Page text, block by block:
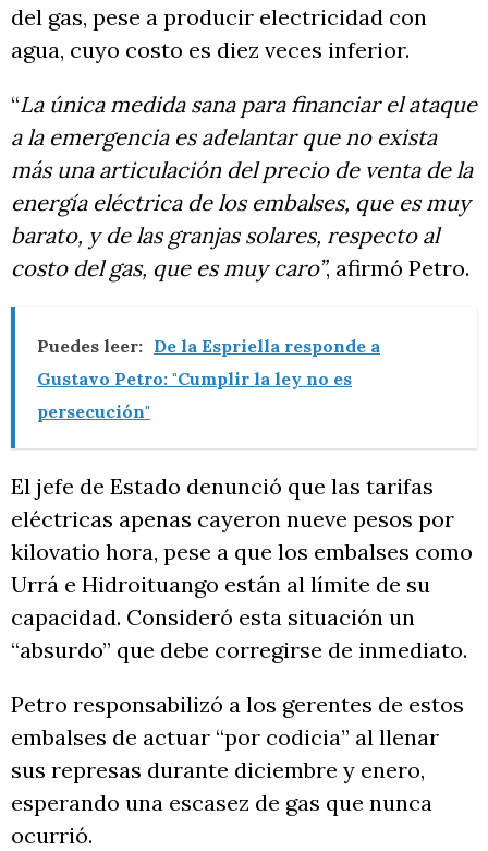
del gas, pese a producir electricidad con
agua, cuyo costo es diez veces inferior.
“La única medida sana para financiar el ataque
a la emergencia es adelantar que no exista
más una articulación del precio de venta de la
energía eléctrica de los embalses, que es muy
barato, y de las granjas solares, respecto al
costo del gas, que es muy caro”, afirmó Petro.
Puedes leer: De la Espriella responde a
Gustavo Petro: "Cumplir la ley no es
persecución"
El jefe de Estado denunció que las tarifas
eléctricas apenas cayeron nueve pesos por
kilovatio hora, pese a que los embalses como
Urrá e Hidroituango están al límite de su
capacidad. Consideró esta situación un
“absurdo” que debe corregirse de inmediato.
Petro responsabilizó a los gerentes de estos
embalses de actuar “por codicia” al llenar
sus represas durante diciembre y enero,
esperando una escasez de gas que nunca
ocurrió.